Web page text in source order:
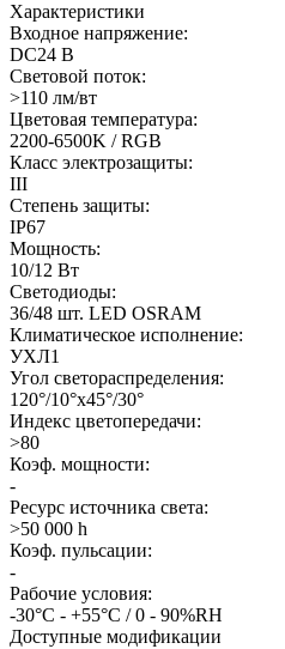
Характеристики
Входное напряжение:
DC24 В
Световой поток:
>110 лм/вт
Цветовая температура:
2200-6500K / RGB
Класс электрозащиты:
III
Степень защиты:
IP67
Мощность:
10/12 Вт
Светодиоды:
36/48 шт. LED OSRAM
Климатическое исполнение:
УХЛ1
Угол светораспределения:
120°/10°x45°/30°
Индекс цветопередачи:
>80
Коэф. мощности:
-
Ресурс источника света:
>50 000 h
Коэф. пульсации:
-
Рабочие условия:
-30°С - +55°С / 0 - 90%RH
Доступные модификации